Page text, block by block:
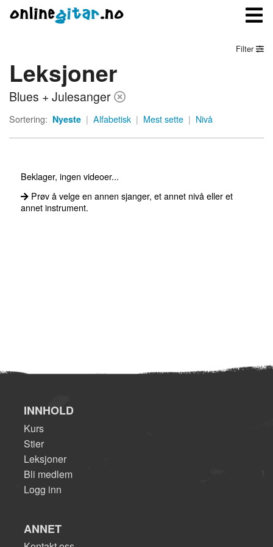
Meny
Logg inn
Filter
Leksjoner
Blues + Julesanger
Sortering: Nyeste | Alfabetisk | Mest sette | Nivå
Beklager, ingen videoer...
Prøv å velge en annen sjanger, et annet nivå eller et
annet instrument.
INNHOLD
Kurs
Stier
Leksjoner
Bli medlem
Logg inn
ANNET